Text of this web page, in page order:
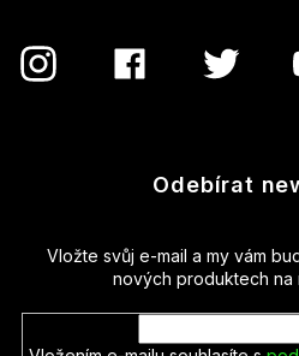
Odebírat
Vložte svůj e-mail a my vám
nových produktech na